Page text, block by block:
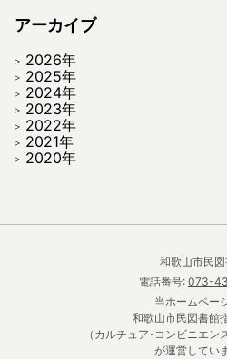
アーカイブ
2026年
2025年
2024年
2023年
2022年
2021年
2020年
和歌山市民
電話番号: 073-
当ホームペー
和歌山市民図書館
（カルチュア･コンビニエン
が運営してい